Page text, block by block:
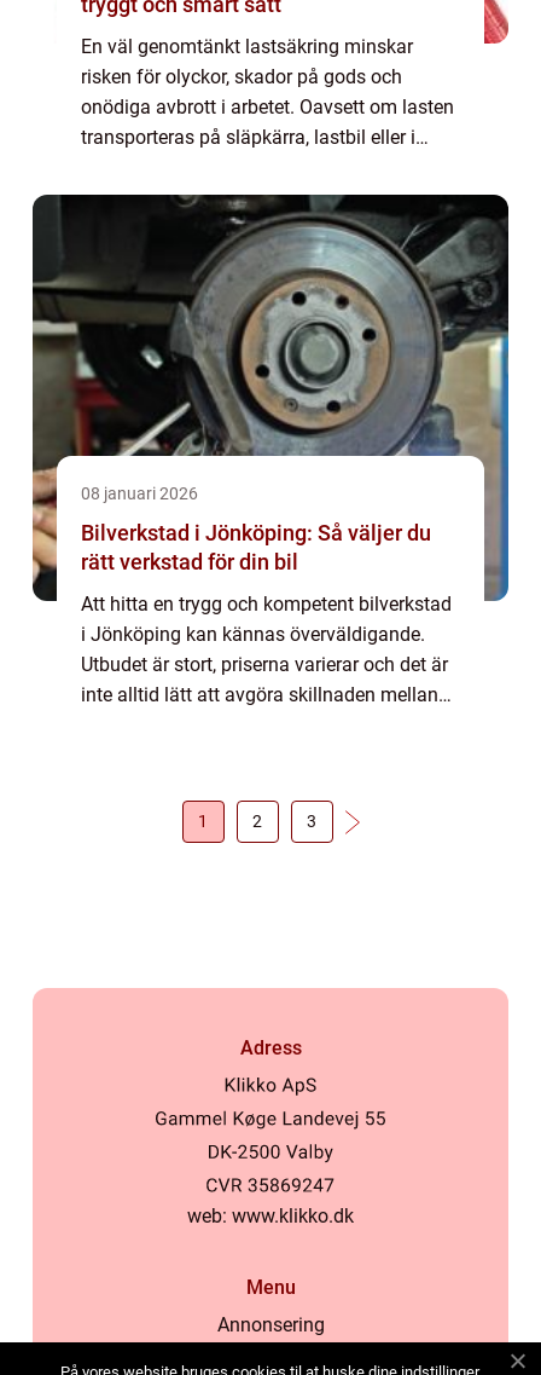
En väl genomtänkt lastsäkring minskar
risken för olyckor, skador på gods och
onödiga avbrott i arbetet. Oavsett om lasten
transporteras på släpkärra, lastbil eller i
ska ligga stilla, även när något oväntat...
08 januari 2026
Bilverkstad i Jönköping: Så väljer du
rätt verkstad för din bil
Att hitta en trygg och kompetent bilverkstad
i Jönköping kan kännas överväldigande.
Utbudet är stort, priserna varierar och det är
inte alltid lätt att avgöra skillnaden mellan
1 2 3
Adress
web: www.klikko.dk
Menu
Annonsering